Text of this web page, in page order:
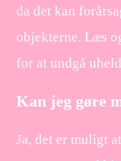
da det kan
objekterne. Læs
for at undgå
Kan jeg gøre
Ja, det er muligt